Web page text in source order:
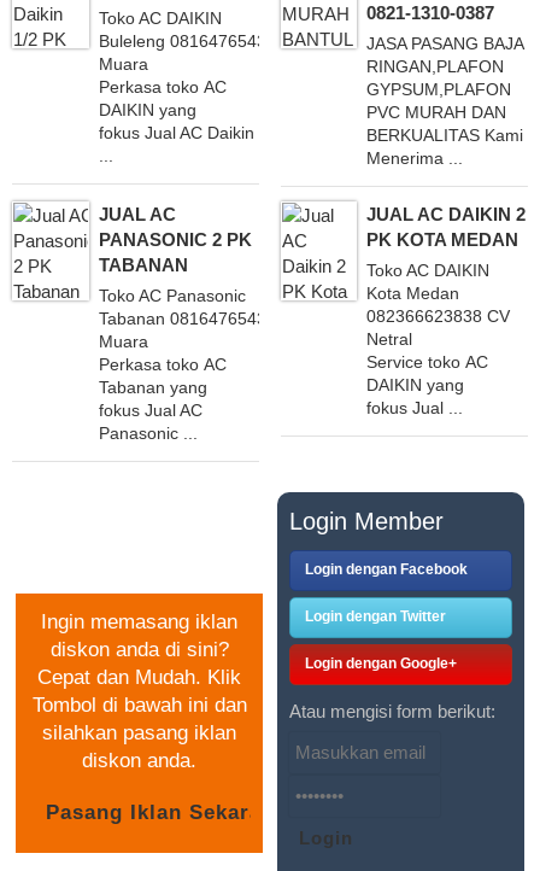
Toko AC DAIKIN
Buleleng 081647654321 CV
Muara
Perkasa toko AC
DAIKIN yang
fokus Jual AC Daikin
0821-1310-0387
JASA PASANG BAJA
RINGAN,PLAFON
GYPSUM,PLAFON
PVC MURAH DAN
BERKUALITAS Kami
Menerima ...
JUAL AC
PANASONIC 2 PK
TABANAN
Toko AC Panasonic
Tabanan 081647654321 CV
Muara
Perkasa toko AC
Tabanan yang
fokus Jual AC
Panasonic ...
JUAL AC DAIKIN 2
PK KOTA MEDAN
Toko AC DAIKIN
Kota Medan
082366623838 CV
Netral
Service toko AC
DAIKIN yang
fokus Jual ...
Ingin memasang iklan
diskon anda di sini?
Cepat dan Mudah. Klik
Tombol di bawah ini dan
silahkan pasang iklan
diskon anda.
Login Member
Login dengan Facebook
Login dengan Twitter
Login dengan Google+
Atau mengisi form berikut: